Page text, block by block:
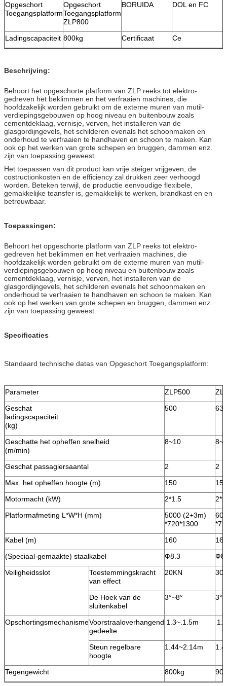
Opgeschort
Toegangsplatform
Opgeschort
Toegangsplatform
ZLP800
BORUIDA DOL en FC
Ladingscapaciteit 800kg Certificaat Ce
Beschrijving:
Behoort het opgeschorte platform van ZLP reeks tot elektro-
gedreven het beklimmen en het verfraaien machines, die
hoofdzakelijk worden gebruikt om de externe muren van mutil-
verdiepingsgebouwen op hoog niveau en buitenbouw zoals
cementdeklaag, vernisje, verven, het installeren van de
glasgordijngevels, het schilderen evenals het schoonmaken en
onderhoud te verfraaien te handhaven en schoon te maken. Kan
ook op het werken van grote schepen en bruggen, dammen enz.
zijn van toepassing geweest.
Het toepassen van dit product kan vrije steiger vrijgeven, de
costructionkosten en de efficiency zal drukken zeer verhoogd
worden. Beteken terwijl, de productie eenvoudige flexibele,
gemakkelijke teansfer is, gemakkelijk te werken, brandkast en en
betrouwbaar.
Toepassingen:
Behoort het opgeschorte platform van ZLP reeks tot elektro-
gedreven het beklimmen en het verfraaien machines, die
hoofdzakelijk worden gebruikt om de externe muren van mutil-
verdiepingsgebouwen op hoog niveau en buitenbouw zoals
cementdeklaag, vernisje, verven, het installeren van de
glasgordijngevels, het schilderen evenals het schoonmaken en
onderhoud te verfraaien te handhaven en schoon te maken. Kan
ook op het werken van grote schepen en bruggen, dammen enz.
zijn van toepassing geweest.
Specificaties
Standaard technische datas van Opgeschort Toegangsplatform:
Parameter ZLP500
Geschat
ladingscapaciteit
(kg)
500 630
Geschatte het opheffen snelheid
(m/min)
8~10
Geschat passagiersaantal 2
2
Max. het opheffen hoogte (m)
150
150
Motormacht (kW)
2*1.5
Platformafmeting L*W*H (mm)
5000 (2+3m)
*720*1300
Kabel (m)
160
160
(Speciaal-gemaakte) staalkabel
Ф8.3
Veiligheidsslot
Toestemmingskracht
van effect
20KN
De Hoek van de
sluitenkabel
3°~8°
OpschortingsmechanismeVoorstraaloverhangend
gedeelte
1.3~.1.5m
Steun regelbare
hoogte
1.44~2.14m
Tegengewicht 800kg